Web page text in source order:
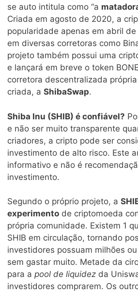
se auto intitula como “a
Criada em agosto de 2020, a
popularidade apenas em abril
em diversas corretoras como
projeto também possui uma
e lançará em breve o token
corretora descentralizada
criada, a ShibaSwap.
Shiba Inu (SHIB) é confiável?
e não ser muito transparente
criadores, a cripto pode ser
investimento de alto risco. Este
informativo e não é
investimento.
Segundo o próprio projeto, a
experimento de criptomoeda
própria comunidade. Existem 1
SHIB em circulação, tornando
investidores possuam milhões
sem gastar muito. Metade da
para a pool de liquidez da
investidores comprarem. Os